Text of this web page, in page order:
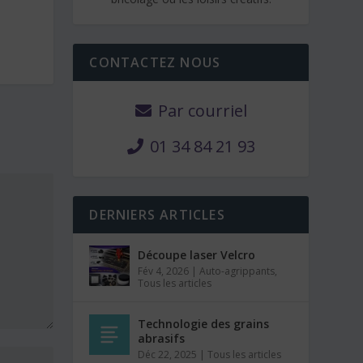
CONTACTEZ NOUS
Par courriel
01 34 84 21 93
DERNIERS ARTICLES
Découpe laser Velcro
Fév 4, 2026 |Auto-agrippants,
Tous les articles
Technologie des grains
abrasifs
Déc 22, 2025 |Tous les articles